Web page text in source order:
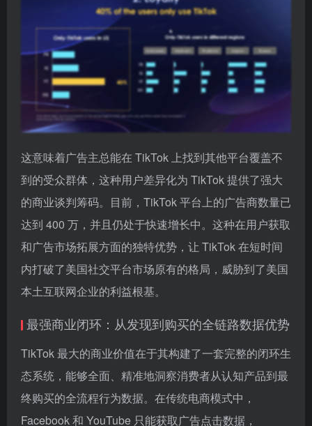
这意味着广告主总能在 TikTok 上找到其他平台覆盖不
到的受众群体，这种用户差异化为 TikTok 提供了强大
的商业谈判筹码。目前，TikTok 平台上的广告商数量已
达到 400 万，并且仍处于快速增长中。这种在用户获取
和广告市场拓展方面的独特优势，让 TikTok 在短时间
内打破了美国社交平台市场原有的格局，威胁到了美国
本土互联网企业的利益根基。
最强商业闭环：从发现到购买的全链路数据优势
TikTok 最大的商业价值在于其构建了一套完整的闭环生
态系统，能够全面、精准地洞察消费者从认知产品到最
终购买的全流程行为数据。在传统电商模式中，
Facebook 和 YouTube 只能获取广告点击数据，